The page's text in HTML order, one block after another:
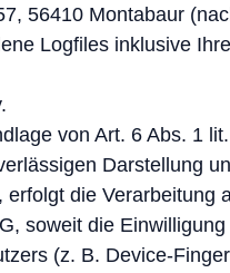
56410 Montabaur
Logfiles inklusive
von Art. 6 Abs. 1
Darstellung
die Verarbeitung
soweit die
(z. B. Device-